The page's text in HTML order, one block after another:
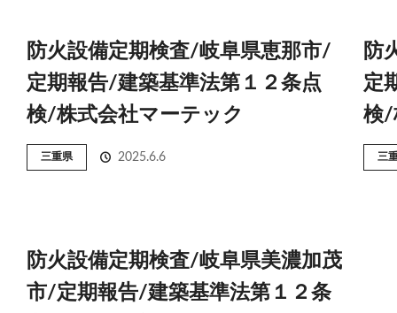
防火設備定期検査/岐阜県恵那市/
定期報告/建築基準法第１２条点
検/株式会社マーテック
三重県 2025.6.6
防
定
検/
三
防火設備定期検査/岐阜県美濃加茂
市/定期報告/建築基準法第１２条